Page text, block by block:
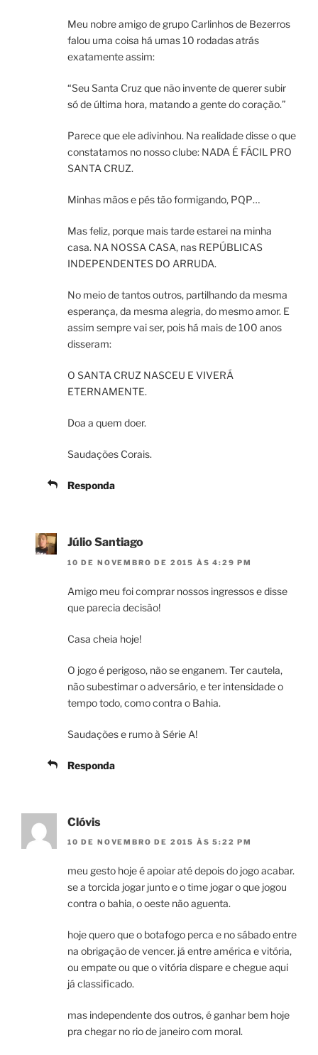
Meu nobre amigo de grupo Carlinhos de Bezerros
falou uma coisa há umas 10 rodadas atrás
exatamente assim:
“Seu Santa Cruz que não invente de querer subir
só de última hora, matando a gente do coração.”
Parece que ele adivinhou. Na realidade disse o que
constatamos no nosso clube: NADA É FÁCIL PRO
SANTA CRUZ.
Minhas mãos e pés tão formigando, PQP…
Mas feliz, porque mais tarde estarei na minha
casa. NA NOSSA CASA, nas REPÚBLICAS
INDEPENDENTES DO ARRUDA.
No meio de tantos outros, partilhando da mesma
esperança, da mesma alegria, do mesmo amor. E
assim sempre vai ser, pois há mais de 100 anos
disseram:
O SANTA CRUZ NASCEU E VIVERÁ
ETERNAMENTE.
Doa a quem doer.
Saudações Corais.
Responda
Júlio Santiago
10 DE NOVEMBRO DE 2015 ÀS 4:29 PM
Amigo meu foi comprar nossos ingressos e disse
que parecia decisão!
Casa cheia hoje!
O jogo é perigoso, não se enganem. Ter cautela,
não subestimar o adversário, e ter intensidade o
tempo todo, como contra o Bahia.
Saudações e rumo à Série A!
Responda
Clóvis
10 DE NOVEMBRO DE 2015 ÀS 5:22 PM
meu gesto hoje é apoiar até depois do jogo acabar.
se a torcida jogar junto e o time jogar o que jogou
contra o bahia, o oeste não aguenta.
hoje quero que o botafogo perca e no sábado entre
na obrigação de vencer. já entre américa e vitória,
ou empate ou que o vitória dispare e chegue aqui
já classificado.
mas independente dos outros, é ganhar bem hoje
pra chegar no rio de janeiro com moral.